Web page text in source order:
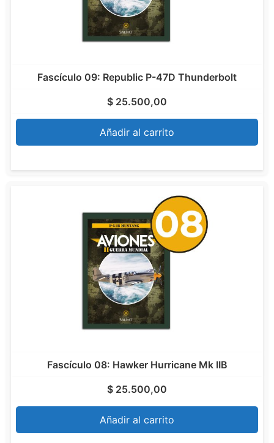
Fascículo 09: Republic P-47D Thunderbolt
$ 25.500,00
Añadir al carrito
Fascículo 08: Hawker Hurricane Mk IIB
$ 25.500,00
Añadir al carrito